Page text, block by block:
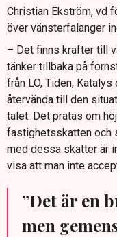
Christian Ekström, vd
över vänsterfalanger
– Det finns krafter till
tänker tillbaka på
från LO, Tiden,
återvända till den
talet. Det pratas om
fastighetsskatten och
med dessa skatter är
visa att man inte
”Det är en
men